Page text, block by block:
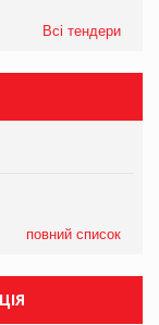
Всі тендери
повний список